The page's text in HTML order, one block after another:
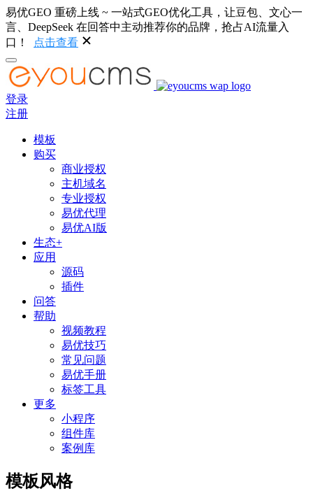
易优GEO 重磅上线 ~ 一站式GEO优化工具，让豆包、文心一
言、DeepSeek 在回答中主动推荐你的品牌，抢占AI流量入
口！
点击查看
登录
注册
模板
购买
商业授权
主机域名
专业授权
易优代理
易优AI版
生态+
应用
源码
插件
问答
帮助
视频教程
易优技巧
常见问题
易优手册
标签工具
更多
小程序
组件库
案例库
模板风格